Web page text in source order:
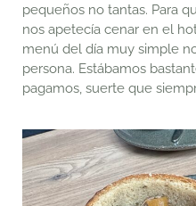
pequeños no tantas. Para
nos apetecía cenar en el
menú del día muy simple
persona. Estábamos
pagamos, suerte que